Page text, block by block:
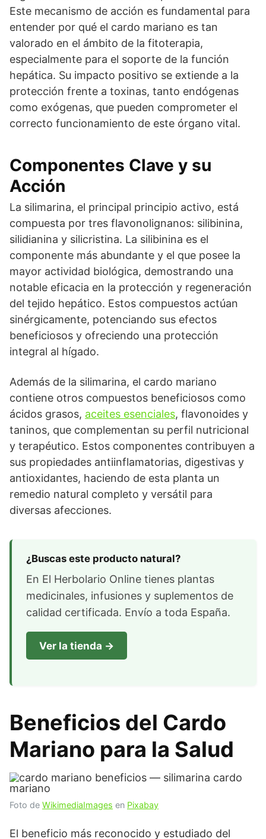
Este mecanismo de acción es fundamental para
entender por qué el cardo mariano es tan
valorado en el ámbito de la fitoterapia,
especialmente para el soporte de la función
hepática. Su impacto positivo se extiende a la
protección frente a toxinas, tanto endógenas
como exógenas, que pueden comprometer el
correcto funcionamiento de este órgano vital.
Componentes Clave y su
Acción
La silimarina, el principal principio activo, está
compuesta por tres flavonolignanos: silibinina,
silidianina y silicristina. La silibinina es el
componente más abundante y el que posee la
mayor actividad biológica, demostrando una
notable eficacia en la protección y regeneración
del tejido hepático. Estos compuestos actúan
sinérgicamente, potenciando sus efectos
beneficiosos y ofreciendo una protección
integral al hígado.
Además de la silimarina, el cardo mariano
contiene otros compuestos beneficiosos como
ácidos grasos, aceites esenciales, flavonoides y
taninos, que complementan su perfil nutricional
y terapéutico. Estos componentes contribuyen a
sus propiedades antiinflamatorias, digestivas y
antioxidantes, haciendo de esta planta un
remedio natural completo y versátil para
diversas afecciones.
¿Buscas este producto natural?
En El Herbolario Online tienes plantas
medicinales, infusiones y suplementos de
calidad certificada. Envío a toda España.
Ver la tienda →
Beneficios del Cardo
Mariano para la Salud
Foto de WikimediaImages en Pixabay
El beneficio más reconocido y estudiado del